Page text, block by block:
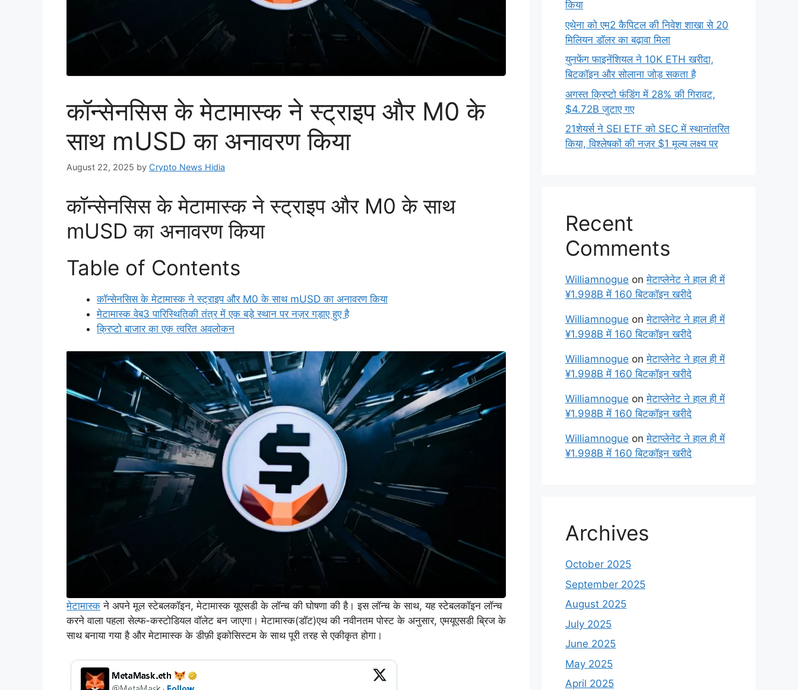
कॉन्सेनसिस के मेटामास्क ने स्ट्राइप और M0 के
साथ mUSD का अनावरण किया
August 22, 2025 by Crypto News Hidia
कॉन्सेनसिस के मेटामास्क ने स्ट्राइप और M0 के साथ
mUSD का अनावरण किया
Table of Contents
कॉन्सेनसिस के मेटामास्क ने स्ट्राइप और M0 के साथ mUSD का अनावरण किया
मेटामास्क वेब3 पारिस्थितिकी तंत्र में एक बड़े स्थान पर नज़र गड़ाए हुए है
क्रिप्टो बाजार का एक त्वरित अवलोकन
मेटामास्क ने अपने मूल स्टेबलकॉइन, मेटामास्क यूएसडी के लॉन्च की घोषणा की है। इस लॉन्च के साथ, यह स्टेबलकॉइन लॉन्च
करने वाला पहला सेल्फ-कस्टोडियल वॉलेट बन जाएगा। मेटामास्क(डॉट)एथ की नवीनतम पोस्ट के अनुसार, एमयूएसडी ब्रिज के
साथ बनाया गया है और मेटामास्क के डीफ़ी इकोसिस्टम के साथ पूरी तरह से एकीकृत होगा।
किया
एथेना को एम2 कैपिटल की निवेश शाखा से 20
मिलियन डॉलर का बढ़ावा मिला
युनफेंग फाइनेंशियल ने 10K ETH खरीदा,
बिटकॉइन और सोलाना जोड़ सकता है
अगस्त क्रिप्टो फंडिंग में 28% की गिरावट,
$4.72B जुटाए गए
21शेयर्स ने SEI ETF को SEC में स्थानांतरित
किया, विश्लेषकों की नज़र $1 मूल्य लक्ष्य पर
Recent
Comments
Williamnogue onमेटाप्लेनेट ने हाल ही में
¥1.998B में 160 बिटकॉइन खरीदे
Williamnogue onमेटाप्लेनेट ने हाल ही में
¥1.998B में 160 बिटकॉइन खरीदे
Williamnogue onमेटाप्लेनेट ने हाल ही में
¥1.998B में 160 बिटकॉइन खरीदे
Williamnogue onमेटाप्लेनेट ने हाल ही में
¥1.998B में 160 बिटकॉइन खरीदे
Williamnogue onमेटाप्लेनेट ने हाल ही में
¥1.998B में 160 बिटकॉइन खरीदे
Archives
October 2025
September 2025
August 2025
July 2025
June 2025
May 2025
April 2025